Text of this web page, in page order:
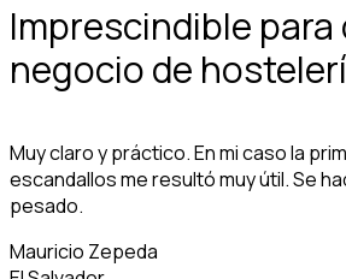
Imprescindible
negocio de
Muy claro y práctico. En mi caso la
escandallos me resultó muy útil. Se
pesado.
Mauricio Zepeda